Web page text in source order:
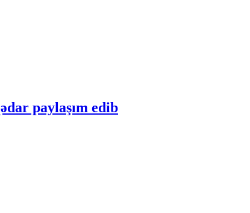
paylaşım edib